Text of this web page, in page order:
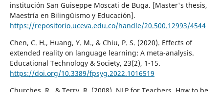
institución San Guiseppe Moscati de Buga. [Master's thesis,
Maestría en Bilingüismo y Educación].
https://repositorio.uceva.edu.co/handle/20.500.12993/4544
Chen, C. H., Huang, Y. M., & Chiu, P. S. (2020). Effects of
extended reality on language learning: A meta-analysis.
Educational Technology & Society, 23(2), 1-15.
https://doi.org/10.3389/fpsyg.2022.1016519